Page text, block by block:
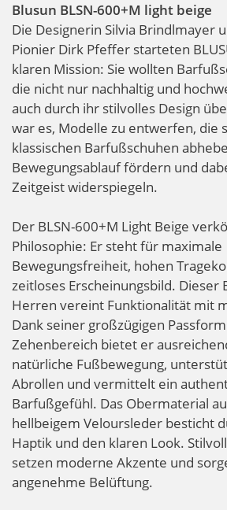
Blusun BLSN-600+M light beige
Die Designerin Silvia Brindlmayer
Pionier Dirk Pfeffer starteten
klaren Mission: Sie wollten
die nicht nur nachhaltig und
auch durch ihr stilvolles Design
war es, Modelle zu entwerfen, die
klassischen Barfußschuhen
Bewegungsablauf fördern und
Zeitgeist widerspiegeln.
Der BLSN-600+M Light Beige
Philosophie: Er steht für maximale
Bewegungsfreiheit, hohen
zeitloses Erscheinungsbild.
Herren vereint Funktionalität mit
Dank seiner großzügigen
Zehenbereich bietet er
natürliche Fußbewegung,
Abrollen und vermittelt ein
Barfußgefühl. Das Obermaterial
hellbeigem Veloursleder besticht
Haptik und den klaren Look.
setzen moderne Akzente und
angenehme Belüftung.